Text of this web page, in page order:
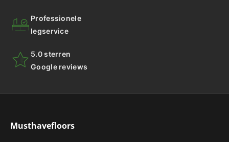
Professionele
legservice
5.0 sterren
Google reviews
Musthavefloors